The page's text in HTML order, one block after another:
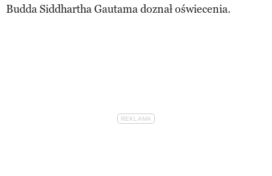
Budda Siddhartha Gautama doznał oświecenia.